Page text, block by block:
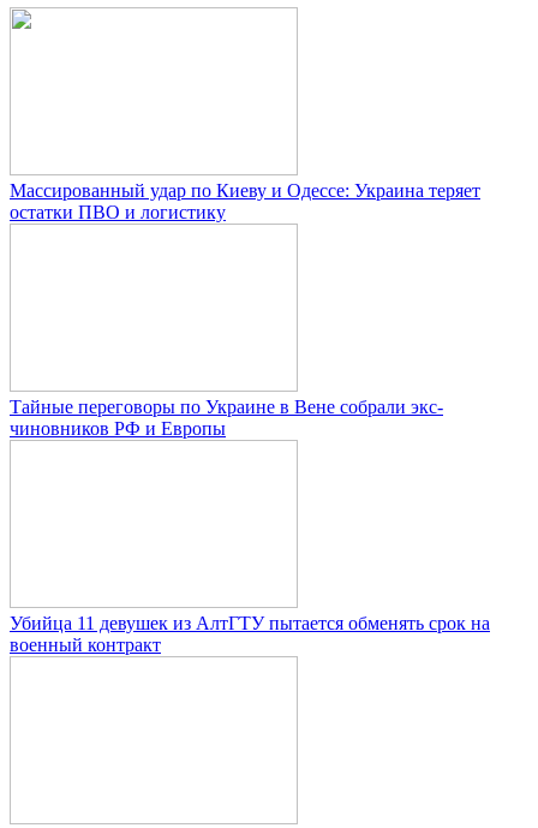
Массированный удар по Киеву и Одессе: Украина теряет
остатки ПВО и логистику
Тайные переговоры по Украине в Вене собрали экс-
чиновников РФ и Европы
Убийца 11 девушек из АлтГТУ пытается обменять срок на
военный контракт